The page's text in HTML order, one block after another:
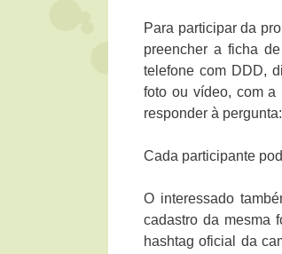
Para participar da
preencher a ficha
telefone com DDD,
foto ou vídeo, com a
responder à
Cada participante
O interessado
cadastro da mesma
hashtag oficial da